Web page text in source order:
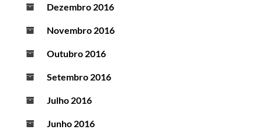
Dezembro 2016
Novembro 2016
Outubro 2016
Setembro 2016
Julho 2016
Junho 2016